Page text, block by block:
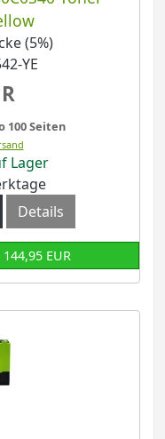
(5%)
YE
100 Seiten
Lager
Details
EUR